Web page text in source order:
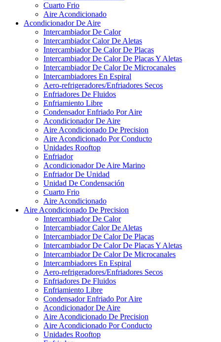
Cuarto Frio
Aire Acondicionado
Acondicionador De Aire
Intercambiador De Calor
Intercambiador Calor De Aletas
Intercambiador De Calor De Placas
Intercambiador De Calor De Placas Y Aletas
Intercambiador De Calor De Microcanales
Intercambiadores En Espiral
Aero-refrigeradores/Enfriadores Secos
Enfriadores De Fluidos
Enfriamiento Libre
Condensador Enfriado Por Aire
Acondicionador De Aire
Aire Acondicionado De Precision
Aire Acondicionado Por Conducto
Unidades Rooftop
Enfriador
Acondicionador De Aire Marino
Enfriador De Unidad
Unidad De Condensación
Cuarto Frio
Aire Acondicionado
Aire Acondicionado De Precision
Intercambiador De Calor
Intercambiador Calor De Aletas
Intercambiador De Calor De Placas
Intercambiador De Calor De Placas Y Aletas
Intercambiador De Calor De Microcanales
Intercambiadores En Espiral
Aero-refrigeradores/Enfriadores Secos
Enfriadores De Fluidos
Enfriamiento Libre
Condensador Enfriado Por Aire
Acondicionador De Aire
Aire Acondicionado De Precision
Aire Acondicionado Por Conducto
Unidades Rooftop